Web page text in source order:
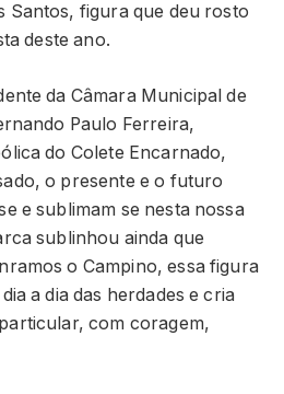
Santos, figura que deu rosto
deste ano.
da Câmara Municipal de
Paulo Ferreira,
do Colete Encarnado,
o presente e o futuro
e sublimam se nesta nossa
sublinhou ainda que
o Campino, essa figura
a dia das herdades e cria
com coragem,